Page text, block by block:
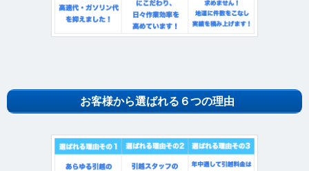
お客様から選ばれる６つの理由